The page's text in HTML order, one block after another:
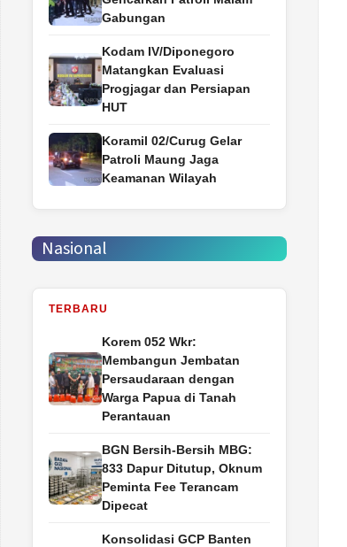
Gabungan
Kodam IV/Diponegoro
Matangkan Evaluasi
Progjagar dan Persiapan
HUT
Koramil 02/Curug Gelar
Patroli Maung Jaga
Keamanan Wilayah
Nasional
TERBARU
Korem 052 Wkr:
Membangun Jembatan
Persaudaraan dengan
Warga Papua di Tanah
Perantauan
BGN Bersih-Bersih MBG:
833 Dapur Ditutup, Oknum
Peminta Fee Terancam
Dipecat
Konsolidasi GCP Banten